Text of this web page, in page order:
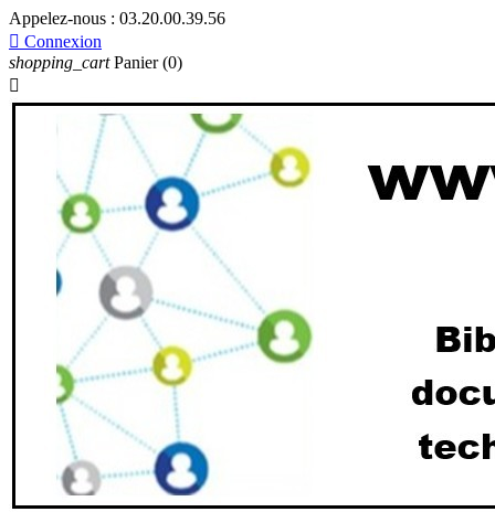
Appelez-nous : 03.20.00.39.56
 Connexion
shopping_cart Panier (0)
